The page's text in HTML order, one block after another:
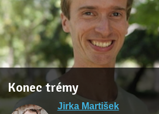
Konec trémy
Jirka Martišek